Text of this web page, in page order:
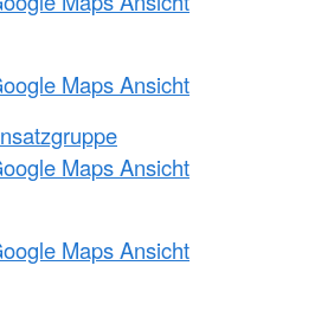
Maps Ansicht
Maps Ansicht
Maps Ansicht